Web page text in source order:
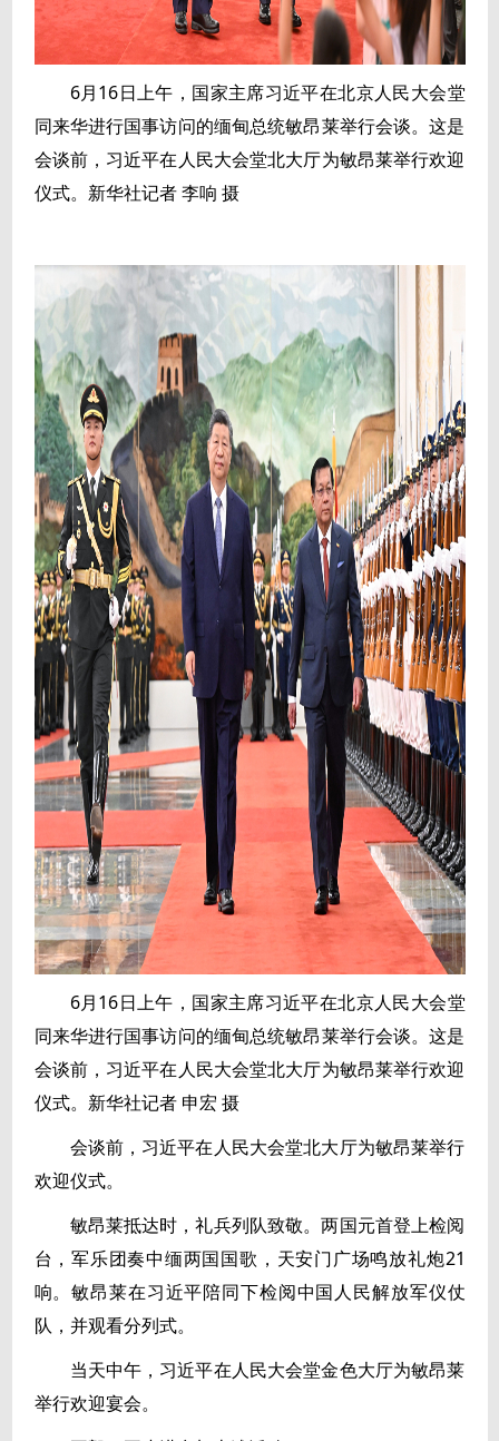
6月16日上午，国家主席习近平在北京人民大会堂
同来华进行国事访问的缅甸总统敏昂莱举行会谈。这是
会谈前，习近平在人民大会堂北大厅为敏昂莱举行欢迎
仪式。新华社记者 李响 摄
6月16日上午，国家主席习近平在北京人民大会堂
同来华进行国事访问的缅甸总统敏昂莱举行会谈。这是
会谈前，习近平在人民大会堂北大厅为敏昂莱举行欢迎
仪式。新华社记者 申宏 摄
会谈前，习近平在人民大会堂北大厅为敏昂莱举行
欢迎仪式。
敏昂莱抵达时，礼兵列队致敬。两国元首登上检阅
台，军乐团奏中缅两国国歌，天安门广场鸣放礼炮21
响。敏昂莱在习近平陪同下检阅中国人民解放军仪仗
队，并观看分列式。
当天中午，习近平在人民大会堂金色大厅为敏昂莱
举行欢迎宴会。